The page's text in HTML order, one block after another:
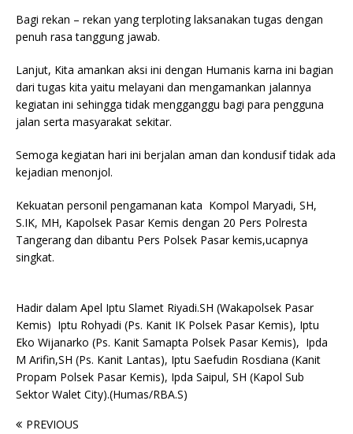
Bagi rekan – rekan yang terploting laksanakan tugas dengan
penuh rasa tanggung jawab.
Lanjut, Kita amankan aksi ini dengan Humanis karna ini bagian
dari tugas kita yaitu melayani dan mengamankan jalannya
kegiatan ini sehingga tidak mengganggu bagi para pengguna
jalan serta masyarakat sekitar.
Semoga kegiatan hari ini berjalan aman dan kondusif tidak ada
kejadian menonjol.
Kekuatan personil pengamanan kata Kompol Maryadi, SH,
S.IK, MH, Kapolsek Pasar Kemis dengan 20 Pers Polresta
Tangerang dan dibantu Pers Polsek Pasar kemis,ucapnya
singkat.
Hadir dalam Apel Iptu Slamet Riyadi.SH (Wakapolsek Pasar
Kemis) Iptu Rohyadi (Ps. Kanit IK Polsek Pasar Kemis), Iptu
Eko Wijanarko (Ps. Kanit Samapta Polsek Pasar Kemis), Ipda
M Arifin,SH (Ps. Kanit Lantas), Iptu Saefudin Rosdiana (Kanit
Propam Polsek Pasar Kemis), Ipda Saipul, SH (Kapol Sub
Sektor Walet City).(Humas/RBA.S)
PREVIOUS